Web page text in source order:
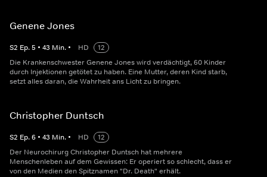
Genene Jones
S2 Ep.5 • 43 Min. • HD
12
Die Krankenschwester Genene Jones wird verdächtigt, 60 Kinder
durch Injektionen getötet zu haben. Eine Mutter, deren Kind starb,
setzt alles daran, die Wahrheit ans Licht zu bringen.
Christopher Duntsch
S2 Ep.6 • 43 Min. • HD
12
Der Neurochirurg Christopher Duntsch hat mehrere
Menschenleben auf dem Gewissen: Er operiert so schlecht, dass er
von den Medien den Spitznamen "Dr. Death" erhält.